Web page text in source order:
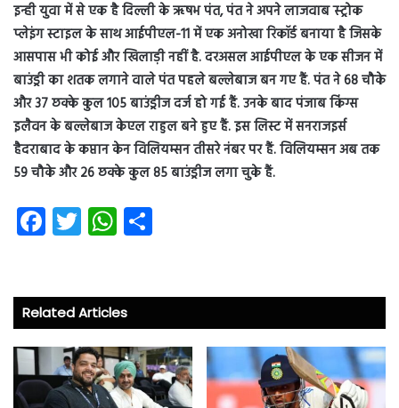
इन्ही युवा में से एक है दिल्ली के ऋषभ पंत, पंत ने अपने लाजवाब स्ट्रोक
प्लेइंग स्टाइल के साथ आईपीएल-11 में एक अनोखा रिकॉर्ड बनाया है जिसके
आसपास भी कोई और खिलाड़ी नहीं है. दरअसल आईपीएल के एक सीजन में
बाउंड्री का शतक लगाने वाले पंत पहले बल्लेबाज बन गए हैं. पंत ने 68 चौके
और 37 छक्के कुल 105 बाउंड्रीज दर्ज हो गई हैं. उनके बाद पंजाब किंग्स
इलैवन के बल्लेबाज केएल राहुल बने हुए हैं. इस लिस्ट में सनराजइर्स
हैदराबाद के कप्तान केन विलियम्सन तीसरे नंबर पर हैं. विलियम्सन अब तक
59 चौके और 26 छक्के कुल 85 बाउंड्रीज लगा चुके हैं.
Fa
ce
o
ok
T
wi
er
W
ha
A
p
p
Related Articles